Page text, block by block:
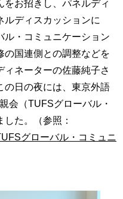
お招きし、パネルディ
ルディスカッションに
ル・コミュニケーション
の国連側との調整などを
ネーターの佐藤純子さ
の日の夜には、東京外語
会（TUFSグローバル・
た。（参照：
グローバル・コミュニ